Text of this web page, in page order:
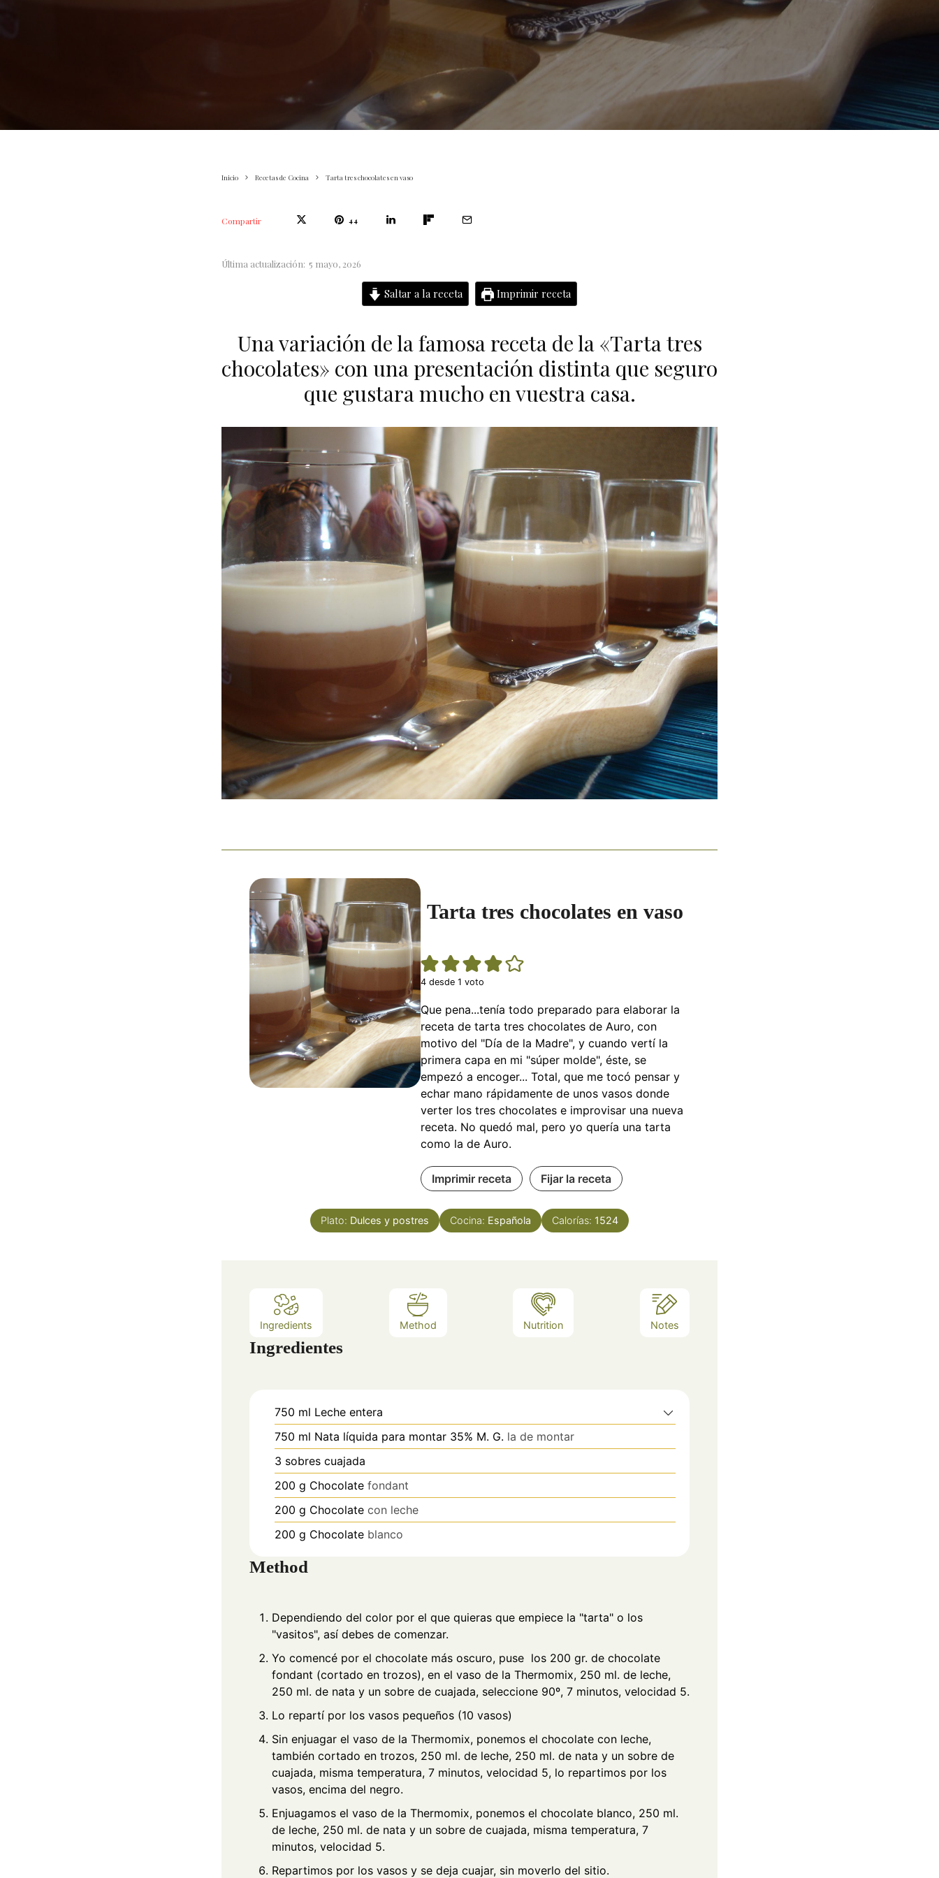
Inicio Recetas de Cocina Tarta tres chocolates en vaso
Compartir 44
Última actualización: 5 mayo, 2026
Saltar a la receta Imprimir receta
Una variación de la famosa receta de la «Tarta tres
chocolates» con una presentación distinta que seguro
que gustara mucho en vuestra casa.
Tarta tres chocolates en vaso
4desde 1 voto
Que pena...tenía todo preparado para elaborar la
receta de tarta tres chocolates de Auro, con
motivo del "Día de la Madre", y cuando vertí la
primera capa en mi "súper molde", éste, se
empezó a encoger... Total, que me tocó pensar y
echar mano rápidamente de unos vasos donde
verter los tres chocolates e improvisar una nueva
receta. No quedó mal, pero yo quería una tarta
como la de Auro.
Imprimir receta Fijar la receta
Plato: Dulces y postres Cocina: Española Calorías: 1524
Ingredients Method Nutrition Notes
Ingredientes
750 ml Leche entera
750 ml Nata líquida para montar 35% M. G. la de montar
3 sobres cuajada
200 g Chocolate fondant
200 g Chocolate con leche
200 g Chocolate blanco
Method
Dependiendo del color por el que quieras que empiece la "tarta" o los
"vasitos", así debes de comenzar.
Yo comencé por el chocolate más oscuro, puse los 200 gr. de chocolate
fondant (cortado en trozos), en el vaso de la Thermomix, 250 ml. de leche,
250 ml. de nata y un sobre de cuajada, seleccione 90º, 7 minutos, velocidad 5.
Lo repartí por los vasos pequeños (10 vasos)
Sin enjuagar el vaso de la Thermomix, ponemos el chocolate con leche,
también cortado en trozos, 250 ml. de leche, 250 ml. de nata y un sobre de
cuajada, misma temperatura, 7 minutos, velocidad 5, lo repartimos por los
vasos, encima del negro.
Enjuagamos el vaso de la Thermomix, ponemos el chocolate blanco, 250 ml.
de leche, 250 ml. de nata y un sobre de cuajada, misma temperatura, 7
minutos, velocidad 5.
Repartimos por los vasos y se deja cuajar, sin moverlo del sitio.